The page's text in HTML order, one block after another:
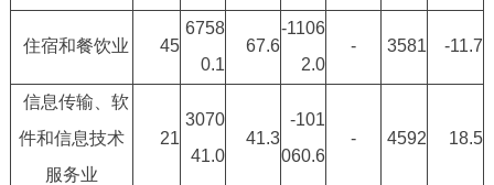
住宿和餐饮业 45
6758
0.1
67.6
-1106
2.0
- 3581 -11.7
信息传输、软
件和信息技术
服务业
21
3070
41.0
41.3
-101
060.6
- 4592 18.5